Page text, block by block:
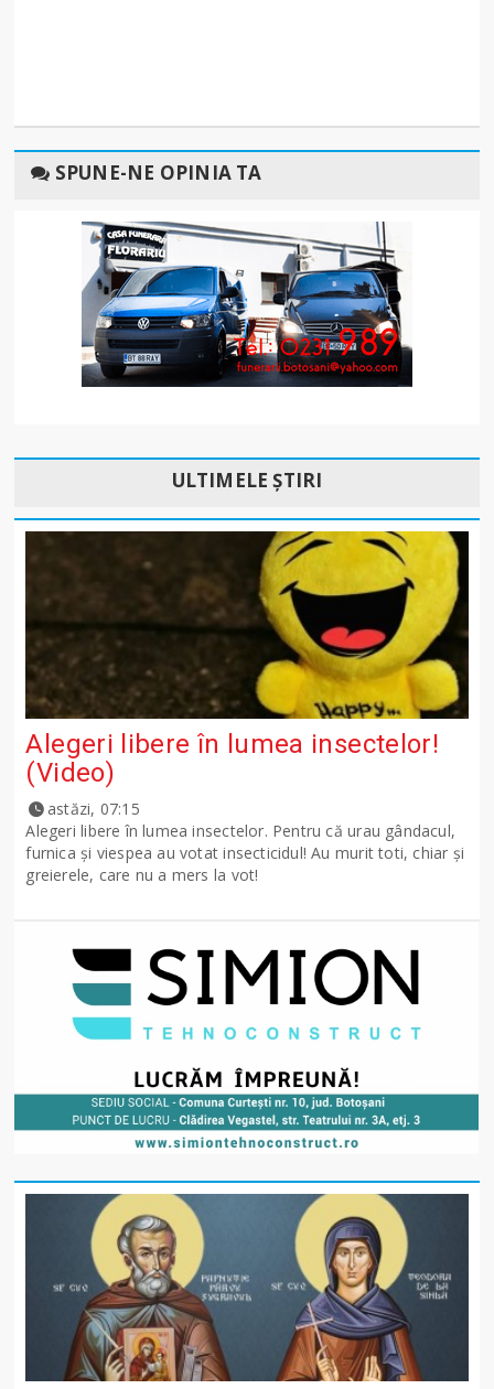
SPUNE-NE OPINIA TA
ULTIMELE ȘTIRI
Alegeri libere în lumea insectelor!
(Video)
astăzi, 07:15
Alegeri libere în lumea insectelor. Pentru că urau gândacul,
furnica și viespea au votat insecticidul! Au murit toti, chiar și
greierele, care nu a mers la vot!